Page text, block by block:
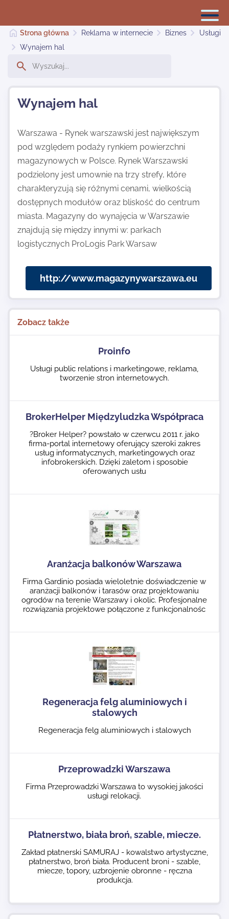
Dodaj stronę
Najnowsze
Kontakt
Strona główna Reklama w internecie Biznes
Usługi
Wynajem hal
Wynajem hal
Warszawa - Rynek warszawski jest największym
pod względem podaży rynkiem powierzchni
magazynowych w Polsce. Rynek Warszawski
podzielony jest umownie na trzy strefy, które
charakteryzują się różnymi cenami, wielkością
dostępnych modułów oraz bliskość do centrum
miasta. Magazyny do wynajęcia w Warszawie
znajdują się między innymi w: parkach
logistycznych ProLogis Park Warsaw
http://www.magazynywarszawa.eu
Zobacz także
Proinfo
Usługi public relations i marketingowe, reklama,
tworzenie stron internetowych.
BrokerHelper Międzyludzka Współpraca
?Broker Helper? powstało w czerwcu 2011 r. jako
firma-portal internetowy oferujący szeroki zakres
usług informatycznych, marketingowych oraz
infobrokerskich. Dzięki zaletom i sposobie
oferowanych usłu
Aranżacja balkonów Warszawa
Firma Gardinio posiada wieloletnie doświadczenie w
aranżacji balkonów i tarasów oraz projektowaniu
ogrodów na terenie Warszawy i okolic. Profesjonalne
rozwiązania projektowe połączone z funkcjonalnośc
Regeneracja felg aluminiowych i
stalowych
Regeneracja felg aluminiowych i stalowych
Przeprowadzki Warszawa
Firma Przeprowadzki Warszawa to wysokiej jakości
usługi relokacji.
Płatnerstwo, biała broń, szable, miecze.
Zakład płatnerski SAMURAJ - kowalstwo artystyczne,
płatnerstwo, broń biała. Producent broni - szable,
miecze, topory, uzbrojenie obronne - ręczna
produkcja.